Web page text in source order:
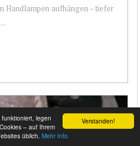
Verstanden!
legen
– auf Ihrem
üblich. Mehr Info
Handlampen aufhängen – tiefer